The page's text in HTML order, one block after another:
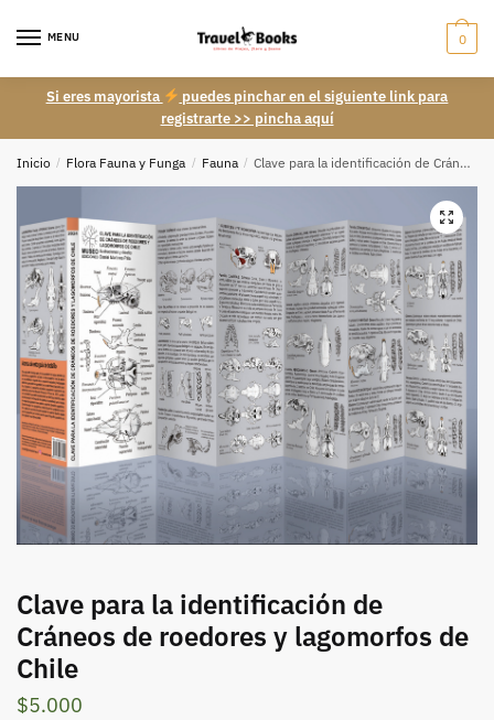
MENU 0
Si eres mayorista
puedes pinchar en el siguiente link para
registrarte >> pincha aquí
Inicio / Flora Fauna y Funga / Fauna / Clave para la identificación de Cráneos de roedores y lagomorfos de Chile
Clave para la identificación de
Cráneos de roedores y lagomorfos de
Chile
$5.000